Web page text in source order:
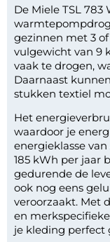
De Miele TSL 783
gezinnen met 3
vulgewicht van 9
vaak te drogen,
Daarnaast
stukken textiel
Het
waardoor je
energieklasse
185 kWh per jaar
gedurende de
ook nog eens
veroorzaakt. Met
en
je kleding perfect